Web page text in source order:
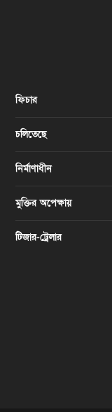
ফিচার
চলিতেছে
নির্মাণাধীন
মুক্তির অপেক্ষায়
টিজার-ট্রেলার